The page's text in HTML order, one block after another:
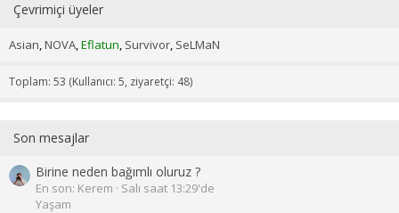
Çevrimiçi üyeler
Asian NOVA Eflatun Survivor SeLMaN
Toplam: 53 (Kullanıcı: 5, ziyaretçi: 48)
Son mesajlar
Birine neden bağımlı oluruz ?
En son: Kerem
Salı saat 13:29'de
Yaşam